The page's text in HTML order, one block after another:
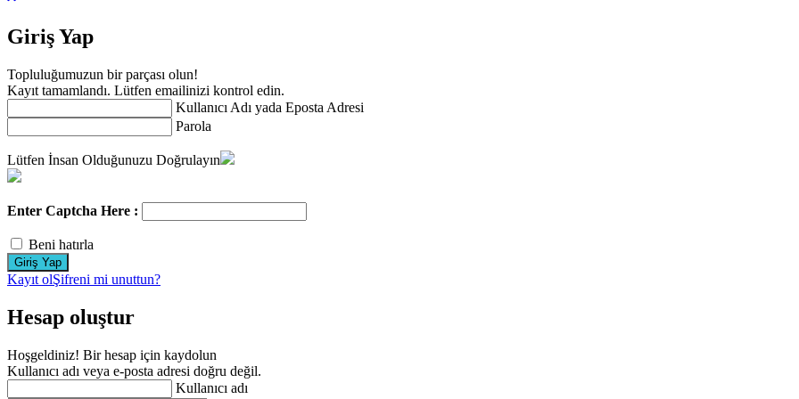
Giriş Yap
Topluluğumuzun bir parçası olun!
Kayıt tamamlandı. Lütfen emailinizi kontrol edin.
Kullanıcı Adı yada Eposta Adresi
Parola
Lütfen İnsan Olduğunuzu Doğrulayın
Enter Captcha Here :
Beni hatırla
Kayıt olŞifreni mi unuttun?
Hesap oluştur
Hoşgeldiniz! Bir hesap için kaydolun
Kullanıcı adı veya e-posta adresi doğru değil.
Kullanıcı adı